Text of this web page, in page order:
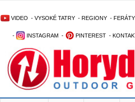
VIDEO - VYSOKÉ TATRY - REGIONY - FERÁTY
- INSTAGRAM - PINTEREST -